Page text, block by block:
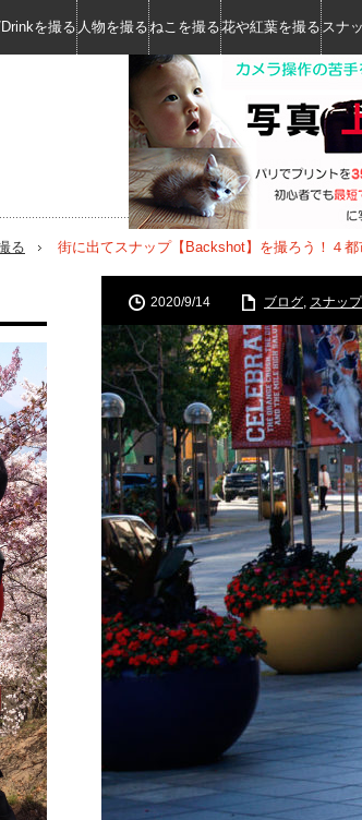
を撮る 人物を撮るねこを撮る花や紅葉を撮る スナ
る 街に出てスナップ【Backshot】を撮ろう！４都
2020/9/14 ブログ, スナッ